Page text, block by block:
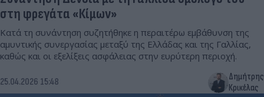
στη φρεγάτα «Κίμων»
Κατά τη συνάντηση συζητήθηκε η περαιτέρω εμβάθυνση της
αμυντικής συνεργασίας μεταξύ της Ελλάδας και της Γαλλίας,
καθώς και οι εξελίξεις ασφάλειας στην ευρύτερη περιοχή.
25.04.2026 15:48
Δημήτρης
Κρικέλας